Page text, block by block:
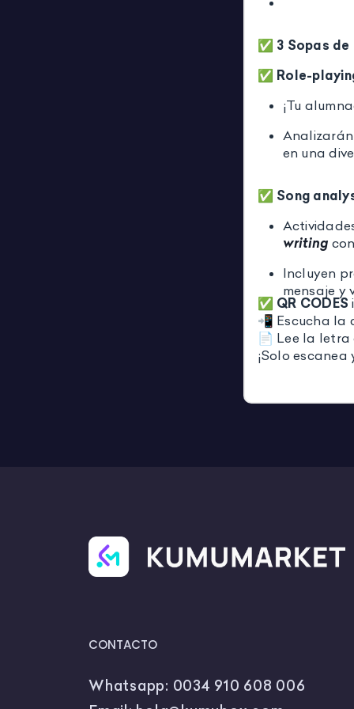
✅ 3 Sopas
✅ Role-
¡Tu
en una
✅ Song
writing
Incluyen
mensaje y
✅ QR CODES
📲 Escucha la
📄 Lee la
¡Solo
CONTACTO
Whatsapp: 0034 910 608 006